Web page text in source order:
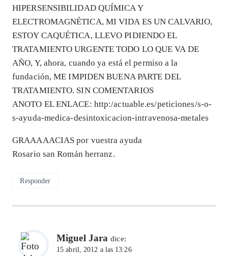
HIPERSENSIBILIDAD QUÍMICA Y
ELECTROMAGNÉTICA, MI VIDA ES UN CALVARIO,
ESTOY CAQUÉTICA, LLEVO PIDIENDO EL
TRATAMIENTO URGENTE TODO LO QUE VA DE
AÑO, Y, ahora, cuando ya está el permiso a la
fundación, ME IMPIDEN BUENA PARTE DEL
TRATAMIENTO. SIN COMENTARIOS
ANOTO EL ENLACE: http:/actuable.es/peticiones/s-o-
s-ayuda-medica-desintoxicacion-intravenosa-metales
GRAAAAACIAS por vuestra ayuda
Rosario san Román herranz.
Responder
Miguel Jara dice:
15 abril, 2012 a las 13:26